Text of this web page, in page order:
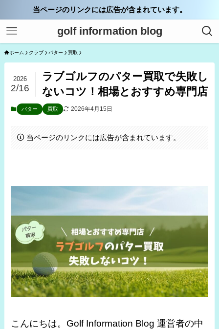
当ページのリンクには広告が含まれています。
golf information blog
ホーム クラブ パター 買取
ラブゴルフのパター買取で失敗し
ないコツ！相場とおすすめ専門店
2026
2/16
パター 買取 2026年4月15日
当ページのリンクには広告が含まれています。
こんにちは。Golf Information Blog 運営者の中